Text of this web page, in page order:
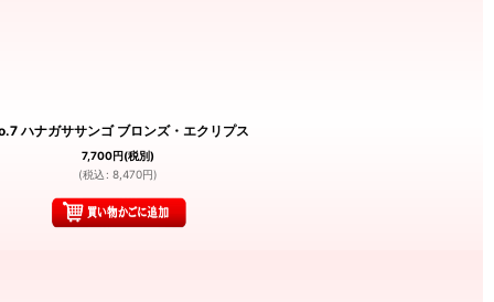
ハナガササンゴ ブロンズ・エクリプス
7,700円(税別)
(税込 : 8,470円)